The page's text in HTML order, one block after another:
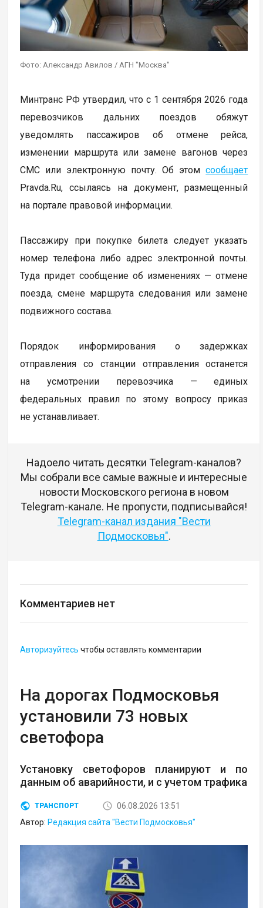
Фото: Александр Авилов / АГН "Москва"
Минтранс РФ утвердил, что с 1 сентября 2026 года
перевозчиков дальних поездов обяжут
уведомлять пассажиров об отмене рейса,
изменении маршрута или замене вагонов через
СМС или электронную почту. Об этомсообщает
Pravda.Ru, ссылаясь на документ, размещенный
на портале правовой информации.
Пассажиру при покупке билета следует указать
номер телефона либо адрес электронной почты.
Туда придет сообщение об изменениях — отмене
поезда, смене маршрута следования или замене
подвижного состава.
Порядок информирования о задержках
отправления со станции отправления останется
на усмотрении перевозчика — единых
федеральных правил по этому вопросу приказ
не устанавливает.
Надоело читать десятки Telegram-каналов?
Мы собрали все самые важные и интересные
новости Московского региона в новом
Telegram-канале. Не пропусти, подписывайся!
Telegram-канал издания "Вести
Подмосковья".
Комментариев нет
Авторизуйтесь чтобы оставлять комментарии
На дорогах Подмосковья
установили 73 новых
светофора
Установку светофоров планируют и по
данным об аварийности, и с учетом трафика
ТРАНСПОРТ
06.08.2026 13:51
Автор: Редакция сайта "Вести Подмосковья"